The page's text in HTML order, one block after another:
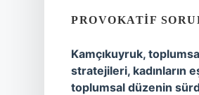
PROVOKATIF
Kamçıkuyruk,
stratejileri, kadınların
toplumsal düzenin